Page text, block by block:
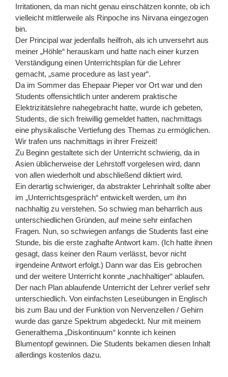
Irritationen, da man nicht genau einschätzen konnte, ob ich
vielleicht mittlerweile als Rinpoche ins Nirvana eingezogen
bin.
Der Principal war jedenfalls heilfroh, als ich unversehrt aus
meiner „Höhle“ herauskam und hatte nach einer kurzen
Verständigung einen Unterrichtsplan für die Lehrer
gemacht, „same procedure as last year“.
Da im Sommer das Ehepaar Pieper vor Ort war und den
Students offensichtlich unter anderem praktische
Elektrizitätslehre nahegebracht hatte, wurde ich gebeten,
Students, die sich freiwillig gemeldet hatten, nachmittags
eine physikalische Vertiefung des Themas zu ermöglichen.
Wir trafen uns nachmittags in ihrer Freizeit!
Zu Beginn gestaltete sich der Unterricht schwierig, da in
Asien üblicherweise der Lehrstoff vorgelesen wird, dann
von allen wiederholt und abschließend diktiert wird.
Ein derartig schwieriger, da abstrakter Lehrinhalt sollte aber
im „Unterrichtsgespräch“ entwickelt werden, um ihn
nachhaltig zu verstehen. So schwieg man beharrlich aus
unterschiedlichen Gründen, auf meine sehr einfachen
Fragen. Nun, so schwiegen anfangs die Students fast eine
Stunde, bis die erste zaghafte Antwort kam. (Ich hatte ihnen
gesagt, dass keiner den Raum verlässt, bevor nicht
irgendeine Antwort erfolgt.) Dann war das Eis gebrochen
und der weitere Unterricht konnte „nachhaltiger“ ablaufen.
Der nach Plan ablaufende Unterricht der Lehrer verlief sehr
unterschiedlich. Von einfachsten Leseübungen in Englisch
bis zum Bau und der Funktion von Nervenzellen / Gehirn
wurde das ganze Spektrum abgedeckt. Nur mit meinem
Generalthema „Diskontinuum“ konnte ich keinen
Blumentopf gewinnen. Die Students bekamen diesen Inhalt
allerdings kostenlos dazu.